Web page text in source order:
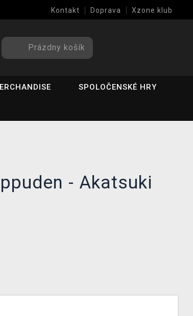
Kontakt Doprava Xzone klub
Prázdny košík
SPOLOČENSKÉ HRY
- Akatsuki